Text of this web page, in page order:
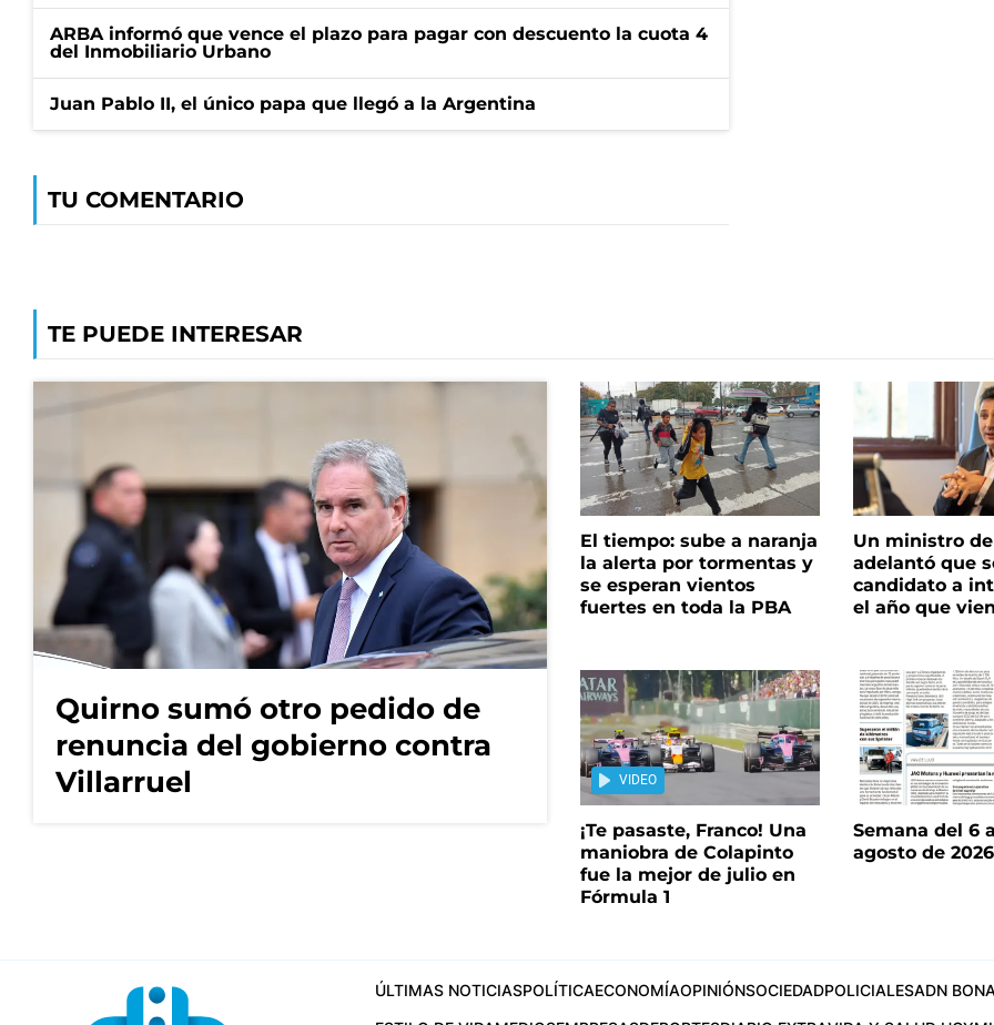
ARBA informó que vence el plazo para pagar con descuento la cuota 4
del Inmobiliario Urbano
Juan Pablo II, el único papa que llegó a la Argentina
TU COMENTARIO
TE PUEDE INTERESAR
Quirno sumó otro pedido de
renuncia del gobierno contra
Villarruel
El tiempo: sube a naranja
la alerta por tormentas y
se esperan vientos
fuertes en toda la PBA
Un ministro
adelantó que
candidato a
el año que
VIDEO
¡Te pasaste, Franco! Una
maniobra de Colapinto
fue la mejor de julio en
Fórmula 1
Semana del 6
agosto de 2026
ÚLTIMAS NOTICIASPOLÍTICAECONOMÍAOPINIÓNSOCIEDADPOLICIALESADN